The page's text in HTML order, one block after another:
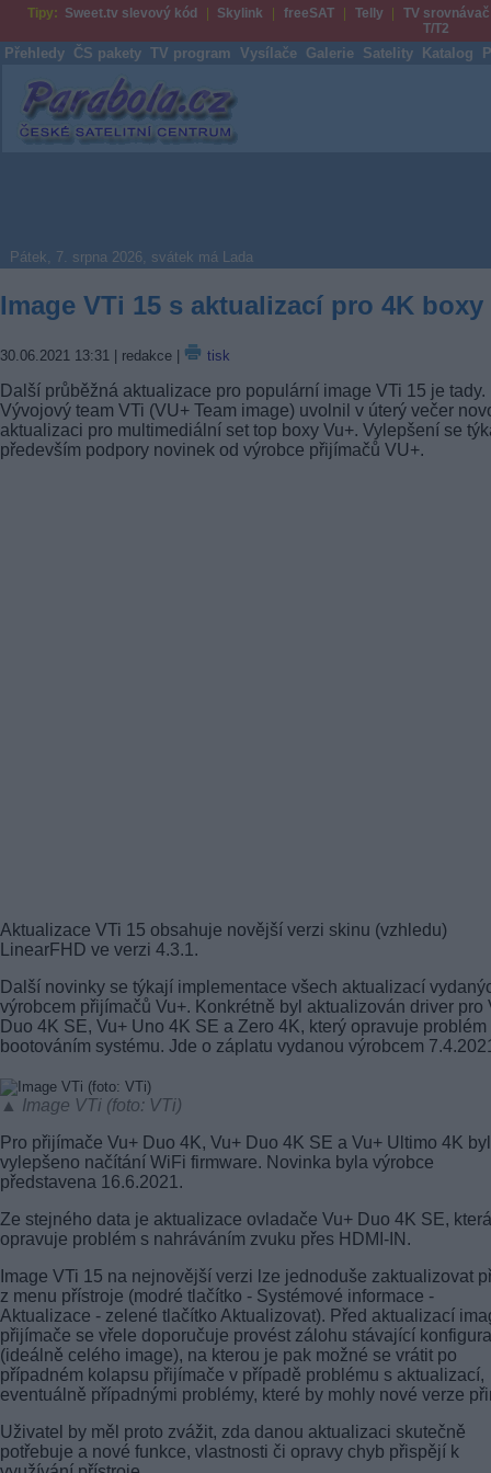
Tipy: Sweet.tv slevový kód Skylink freeSAT Telly
TV srovnávač
T/T2
Přehledy ČS pakety TV program Vysílače Galerie Satelity Katalog
Parabola.cz
Pátek, 7. srpna 2026, svátek má Lada
Image VTi 15 s aktualizací pro 4K boxy
30.06.2021 13:31 | redakce | tisk
Další průběžná aktualizace pro populární image VTi 15 je tady.
Vývojový team VTi (VU+ Team image) uvolnil v úterý večer
aktualizaci pro multimediální set top boxy Vu+. Vylepšení se
především podpory novinek od výrobce přijímačů VU+.
Aktualizace VTi 15 obsahuje novější verzi skinu (vzhledu)
LinearFHD ve verzi 4.3.1.
Další novinky se týkají implementace všech aktualizací
výrobcem přijímačů Vu+. Konkrétně byl aktualizován driver pro
Duo 4K SE, Vu+ Uno 4K SE a Zero 4K, který opravuje problém
bootováním systému. Jde o záplatu vydanou výrobcem
▲ Image VTi (foto: VTi)
Pro přijímače Vu+ Duo 4K, Vu+ Duo 4K SE a Vu+ Ultimo 4K
vylepšeno načítání WiFi firmware. Novinka byla výrobce
představena 16.6.2021.
Ze stejného data je aktualizace ovladače Vu+ Duo 4K SE, která
opravuje problém s nahráváním zvuku přes HDMI-IN.
Image VTi 15 na nejnovější verzi lze jednoduše zaktualizovat
z menu přístroje (modré tlačítko - Systémové informace -
Aktualizace - zelené tlačítko Aktualizovat). Před aktualizací
přijímače se vřele doporučuje provést zálohu stávající
(ideálně celého image), na kterou je pak možné se vrátit po
případném kolapsu přijímače v případě problému s aktualizací,
eventuálně případnými problémy, které by mohly nové verze
Uživatel by měl proto zvážit, zda danou aktualizaci skutečně
potřebuje a nové funkce, vlastnosti či opravy chyb přispějí k